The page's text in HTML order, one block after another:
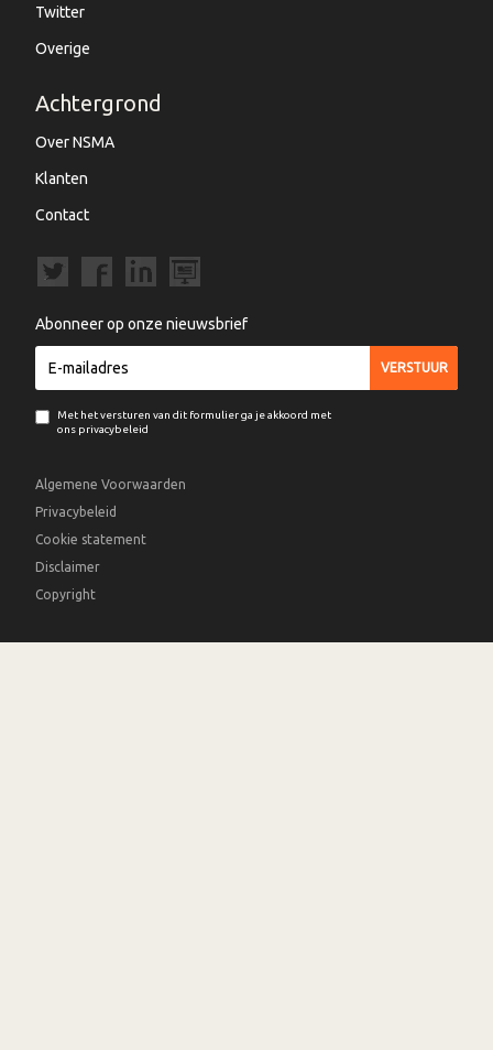
Twitter
Overige
Achtergrond
Over NSMA
Klanten
Contact
Abonneer op onze nieuwsbrief
Met het versturen van dit formulier ga je akkoord met
ons privacybeleid
Algemene Voorwaarden
Privacybeleid
Cookie statement
Disclaimer
Copyright